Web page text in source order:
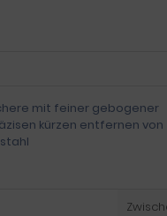
mit feiner gebogener
kürzen entfernen von